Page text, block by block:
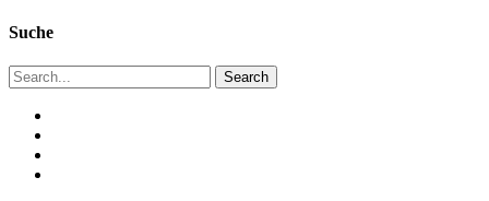
Suche